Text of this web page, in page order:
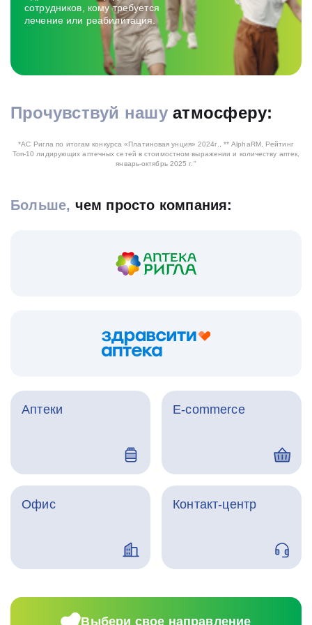
сотрудников, кому требуется
лечение или реабилитация.
Прочувствуй нашуатмосферу:
Cмотреть видео
*АС Ригла по итогам конкурса «Платиновая унция» 2024г., ** AlphaRM, Рейтинг
Топ-10 лидирующих аптечных сетей в стоимостном выражении и количеству аптек,
январь-октябрь 2025 г."
Больше, чем просто компания:
Аптеки E-commerce
Офис Контакт-центр
Выбери свое направление